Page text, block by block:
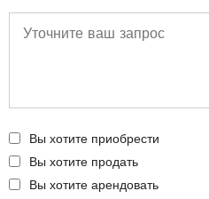
Вы хотите приобрести
Вы хотите продать
Вы хотите арендовать